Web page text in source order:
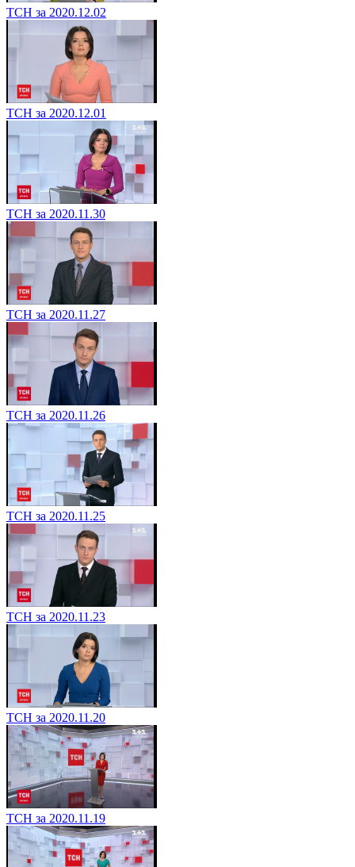
ТСН за 2020.12.02
ТСН за 2020.12.01
ТСН за 2020.11.30
ТСН за 2020.11.27
ТСН за 2020.11.26
ТСН за 2020.11.25
ТСН за 2020.11.23
ТСН за 2020.11.20
ТСН за 2020.11.19